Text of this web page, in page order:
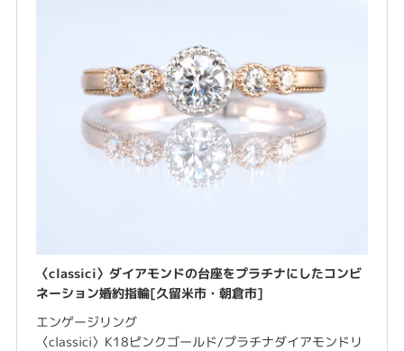
〈classici〉ダイアモンドの台座をプラチナにしたコンビ
ネーション婚約指輪[久留米市・朝倉市]
エンゲージリング
〈classici〉K18ピンクゴールド/プラチナダイアモンドリ